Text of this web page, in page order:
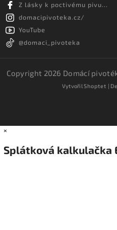
Z lásky k poctivému pivu...
domacipivoteka.cz/
YouTube
@domaci_pivoteka
Copyright 2026 Domácí
VytvořilShoptet |
×
Splátková kalkulačka